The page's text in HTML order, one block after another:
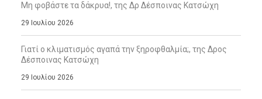
Μη φοβάστε τα δάκρυα!, της Δρ Δέσποινας Κατσώχη
29 Ιουλίου 2026
Γιατί ο κλιματισμός αγαπά την ξηροφθαλμία;, της Δρος
Δέσποινας Κατσώχη
29 Ιουλίου 2026